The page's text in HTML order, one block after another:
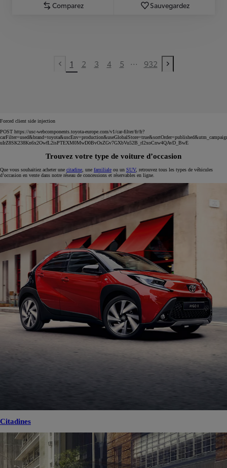
Comparez Sauvegardez
Previous page
1 2 3 4 5 ... 932
Next page
Forced client side injection
POST https://usc-webcomponents.toyota-europe.com/v1/car-filter/fr/fr?
uIrZ8SK238Kn6x2OwfL2isPTEXM0MwD0BvOsZGv7GXbVu52B_rl2xoCnw4QAvD_BwE
Trouvez votre type de voiture d’occasion
Que vous souhaitiez acheter une citadine , une familiale ou un SUV, retrouvez tous les types de véhicules
d’occasion en vente dans notre réseau de concessions et réservables en ligne.
Citadines